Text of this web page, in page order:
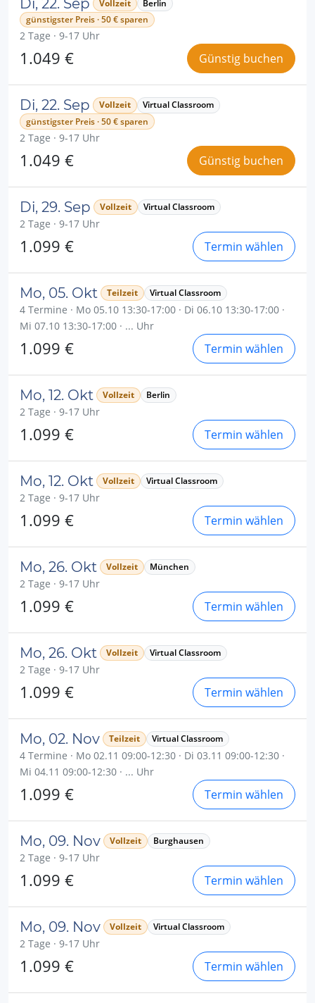
Di, 22. Sep Vollzeit
Berlin
günstigster Preis · 50 € sparen
2 Tage · 9-17 Uhr
1.049 € Günstig buchen
Di, 22. Sep Vollzeit
Virtual Classroom
günstigster Preis · 50 € sparen
2 Tage · 9-17 Uhr
1.049 € Günstig buchen
Di, 29. Sep Vollzeit Virtual Classroom
2 Tage · 9-17 Uhr
1.099 € Termin wählen
Mo, 05. Okt Teilzeit Virtual Classroom
4 Termine · Mo 05.10 13:30-17:00 · Di 06.10 13:30-17:00 ·
Mi 07.10 13:30-17:00 · ... Uhr
1.099 € Termin wählen
Mo, 12. Okt Vollzeit Berlin
2 Tage · 9-17 Uhr
1.099 € Termin wählen
Mo, 12. Okt Vollzeit Virtual Classroom
2 Tage · 9-17 Uhr
1.099 € Termin wählen
Mo, 26. Okt Vollzeit München
2 Tage · 9-17 Uhr
1.099 € Termin wählen
Mo, 26. Okt Vollzeit Virtual Classroom
2 Tage · 9-17 Uhr
1.099 € Termin wählen
Mo, 02. Nov Teilzeit Virtual Classroom
4 Termine · Mo 02.11 09:00-12:30 · Di 03.11 09:00-12:30 ·
Mi 04.11 09:00-12:30 · ... Uhr
1.099 € Termin wählen
Mo, 09. Nov Vollzeit Burghausen
2 Tage · 9-17 Uhr
1.099 € Termin wählen
Mo, 09. Nov Vollzeit Virtual Classroom
2 Tage · 9-17 Uhr
1.099 € Termin wählen